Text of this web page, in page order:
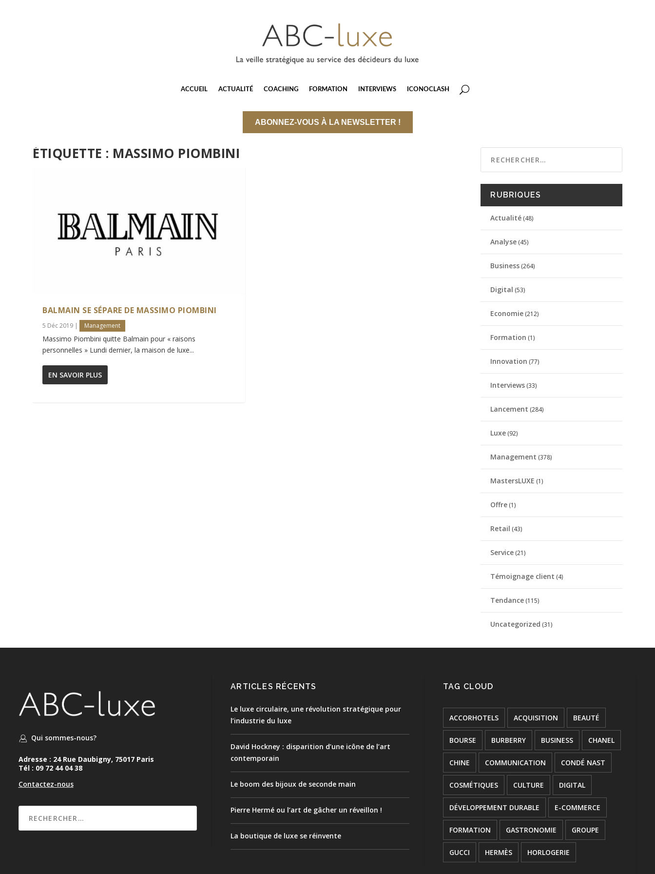
ACCUEIL ACTUALITÉ COACHING FORMATION INTERVIEWS ICONOCLASH
ABONNEZ-VOUS À LA NEWSLETTER !
ÉTIQUETTE : MASSIMO PIOMBINI
BALMAIN SE SÉPARE DE MASSIMO PIOMBINI
5 Déc 2019 | Management
Massimo Piombini quitte Balmain pour « raisons
personnelles » Lundi dernier, la maison de luxe...
EN SAVOIR PLUS
RUBRIQUES
Actualité (48)
Analyse (45)
Business (264)
Digital (53)
Economie (212)
Formation (1)
Innovation (77)
Interviews (33)
Lancement (284)
Luxe (92)
Management (378)
MastersLUXE (1)
Offre (1)
Retail (43)
Service (21)
Témoignage client (4)
Tendance (115)
Uncategorized (31)
Qui sommes-nous?
Adresse : 24 Rue Daubigny, 75017 Paris
Tél : 09 72 44 04 38
Contactez-nous
ARTICLES RÉCENTS
Le luxe circulaire, une révolution stratégique pour
l’industrie du luxe
David Hockney : disparition d’une icône de l’art
contemporain
Le boom des bijoux de seconde main
Pierre Hermé ou l’art de gâcher un réveillon !
La boutique de luxe se réinvente
TAG CLOUD
ACCORHOTELS ACQUISITION BEAUTÉ
BOURSE BURBERRY BUSINESS CHANEL
CHINE COMMUNICATION CONDÉ NAST
COSMÉTIQUES CULTURE DIGITAL
DÉVELOPPEMENT DURABLE E-COMMERCE
FORMATION GASTRONOMIE GROUPE
GUCCI HERMÈS HORLOGERIE